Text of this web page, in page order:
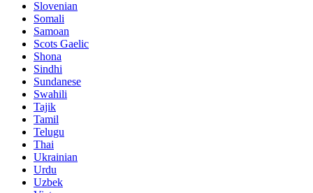
Slovenian
Somali
Samoan
Scots Gaelic
Shona
Sindhi
Sundanese
Swahili
Tajik
Tamil
Telugu
Thai
Ukrainian
Urdu
Uzbek